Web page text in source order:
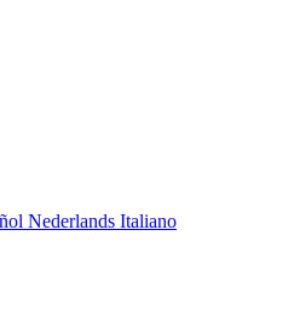
Nederlands Italiano